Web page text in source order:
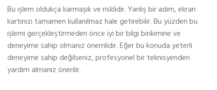
Bu işlem oldukça karmaşık ve risklidir. Yanlış bir adım, ekran
kartınızı tamamen kullanılmaz hale getirebilir. Bu yüzden bu
işlemi gerçekleştirmeden önce iyi bir bilgi birikimine ve
deneyime sahip olmanız önemlidir. Eğer bu konuda yeterli
deneyime sahip değilseniz, profesyonel bir teknisyenden
yardım almanız önerilir.